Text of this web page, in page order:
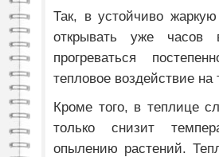
Так, в устойчиво
открывать уже
прогреваться
тепловое воздействие
Кроме того, в теплице
только снизит
опылению растений.